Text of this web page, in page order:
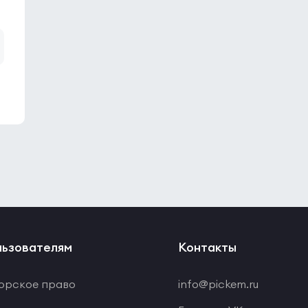
право
Контакты
info@pickem.ru